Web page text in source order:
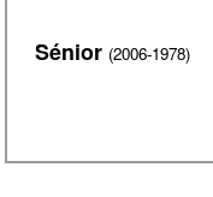
Sénior (2006-1978)